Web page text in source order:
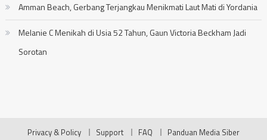
Amman Beach, Gerbang Terjangkau Menikmati Laut Mati di Yordania
Melanie C Menikah di Usia 52 Tahun, Gaun Victoria Beckham Jadi
Sorotan
Privacy & Policy Support FAQ Panduan Media Siber